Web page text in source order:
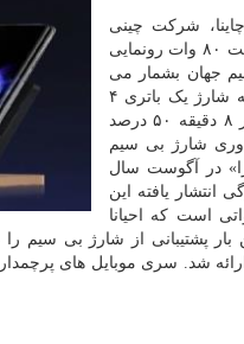
شرکت چینی
شیائومی از تازه ترین فناوری شارژ بی سیم با سرعت ۸۰ وات رونمایی
جهان بشمار می
رود. این شرکت ادعا می کند فناوری مذکور قادر به شارژ یک باتری ۴
هزار میلی آمپری در ۱۹ دقیقه است. همین طور در ۸ دقیقه ۵۰ درصد
شارژ بی سیم
وات بود که در موبایل «می ۱۰ اولترا» در آگوست سال
انتشار یافته این
مشغول توسعه فناوری شارژ سریع ۱۰۰ واتی است که احیانا